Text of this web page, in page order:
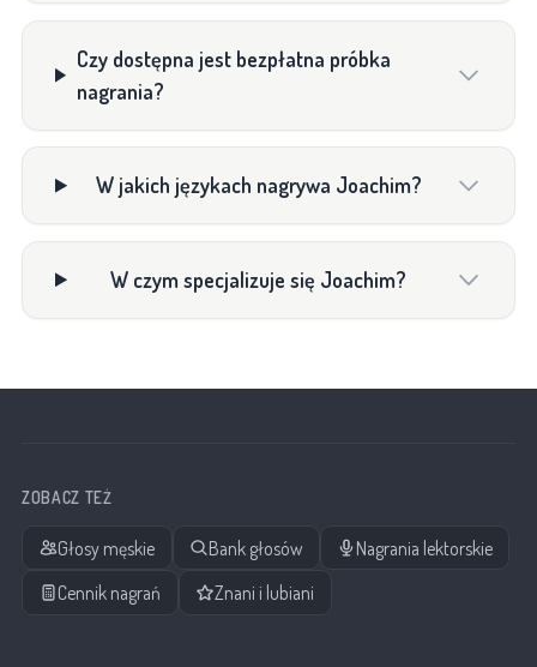
Czy dostępna jest bezpłatna próbka
nagrania?
W jakich językach nagrywa Joachim?
W czym specjalizuje się Joachim?
ZOBACZ TEŻ
Głosy męskie Bank głosów
Nagrania lektorskie
Cennik nagrań
Znani i lubiani